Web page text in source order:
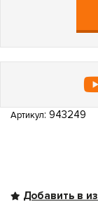
Артикул: 943249